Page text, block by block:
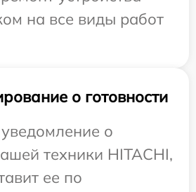
на все виды работ
о готовности
о
техники HITACHI,
ее по